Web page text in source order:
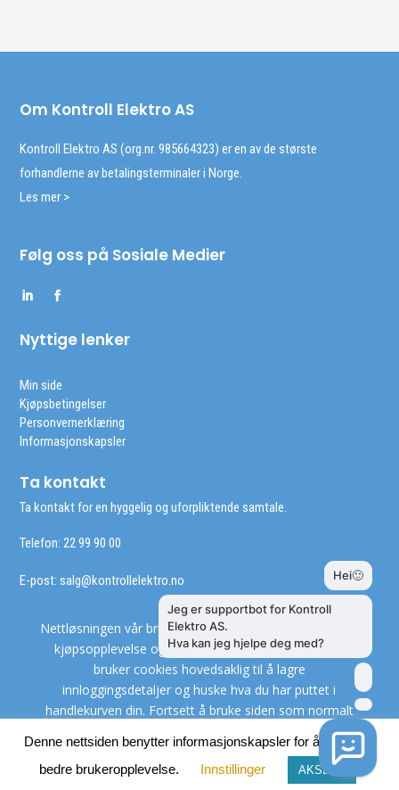
Om Kontroll Elektro AS
Kontroll Elektro AS (org.nr. 985664323) er en av de største
forhandlerne av betalingsterminaler i Norge.
Les mer >
Følg oss på Sosiale Medier
Nyttige lenker
Min side
Kjøpsbetingelser
Personvernerklæring
Informasjonskapsler
Ta kontakt
Ta kontakt for en hyggelig og uforpliktende samtale.
Telefon: 22 99 90 00
E-post: salg@kontrollelektro.no
Nettløsningen vår bruker cookies slik at du får en bedre
kjøpsopplevelse og vi kan yte deg bedre service. Vi
bruker cookies hovedsaklig til å lagre
innloggingsdetaljer og huske hva du har puttet i
handlekurven din. Fortsett å bruke siden som normalt
Denne nettsiden benytter informasjonskapsler for å gi deg en
bedre brukeropplevelse.
Innstillinger AKSEPT